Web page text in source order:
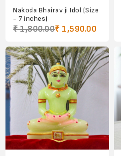
Nakoda Bhairav ji Idol (Size
- 7 inches)
₹ 1,800.00₹ 1,590.00